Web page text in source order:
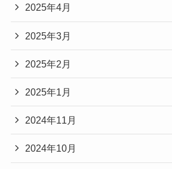
2025年4月
2025年3月
2025年2月
2025年1月
2024年11月
2024年10月